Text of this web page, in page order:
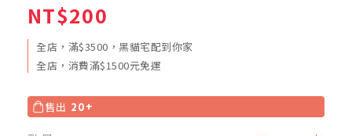
NT$200
全店，滿$3500，黑貓宅配到你家
全店，消費滿$1500元免運
售出 20+